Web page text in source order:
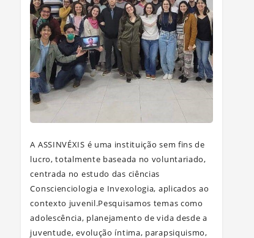
A ASSINVÉXIS é uma instituição sem fins de
lucro, totalmente baseada no voluntariado,
centrada no estudo das ciências
Conscienciologia e Invexologia, aplicados ao
contexto juvenil.Pesquisamos temas como
adolescência, planejamento de vida desde a
juventude, evolução íntima, parapsiquismo,